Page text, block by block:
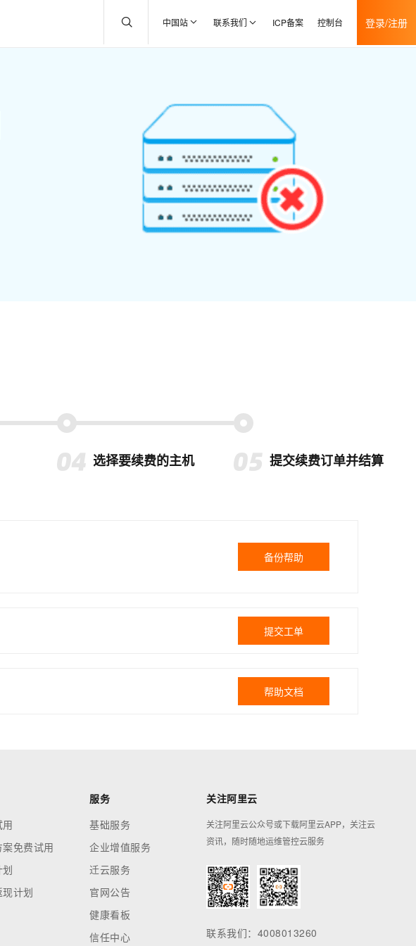
中国站 联系我们 ICP备案 控制台 登录/注册
选择要续费的主机 提交续费订单并结算
备份帮助
提交工单
帮助文档